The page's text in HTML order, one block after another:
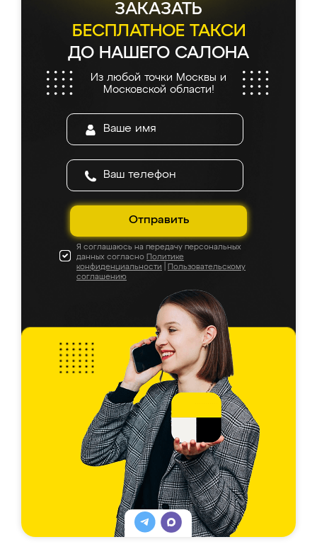
ЗАКАЗАТЬ
БЕСПЛАТНОЕ ТАКСИ
ДО НАШЕГО САЛОНА
Из любой точки Москвы и
Московской области!
Отправить
Я соглашаюсь на передачу персональных
данных согласно Политике
конфиденциальности
Пользовательскому
соглашению